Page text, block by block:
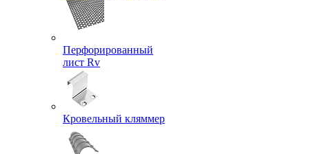
Перфорированный
лист Rv
Кровельный кляммер